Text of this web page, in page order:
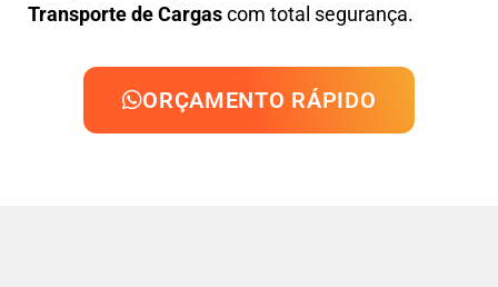
Transporte de Cargascom total segurança.
ORÇAMENTO RÁPIDO